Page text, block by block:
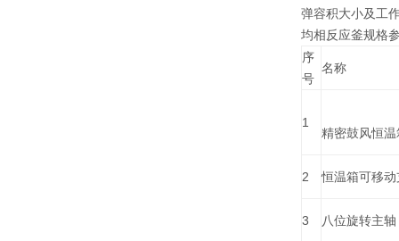
弹容积大小及工
均相反应釜规格
序
号
名称
1
精密鼓风恒温
2 恒温箱可移动
3 八位旋转主轴